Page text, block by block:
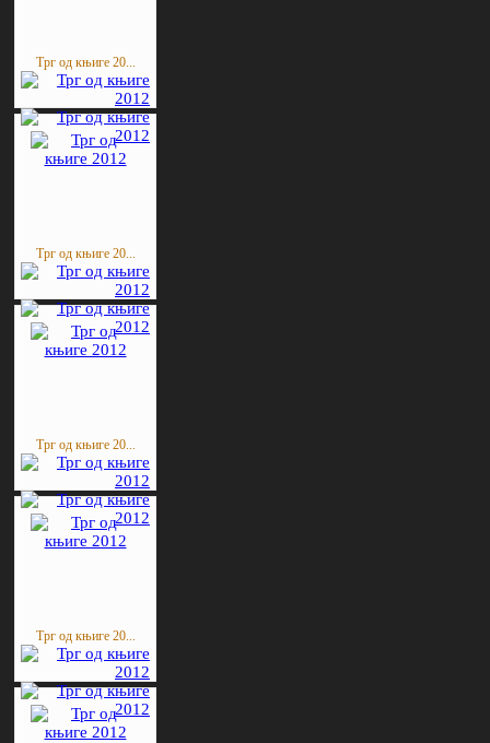
Трг од књиге 20...
Трг од књиге 20...
Трг од књиге 20...
Трг од књиге 20...